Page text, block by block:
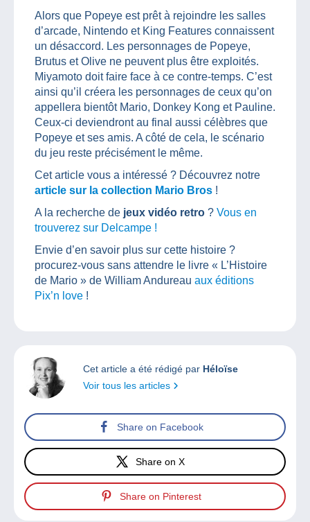
Alors que Popeye est prêt à rejoindre les salles
d’arcade, Nintendo et King Features connaissent
un désaccord. Les personnages de Popeye,
Brutus et Olive ne peuvent plus être exploités.
Miyamoto doit faire face à ce contre-temps. C’est
ainsi qu’il créera les personnages de ceux qu’on
appellera bientôt Mario, Donkey Kong et Pauline.
Ceux-ci deviendront au final aussi célèbres que
Popeye et ses amis. A côté de cela, le scénario
du jeu reste précisément le même.
Cet article vous a intéressé ? Découvrez notre
article sur la collection Mario Bros !
A la recherche de jeux vidéo retro ? Vous en
trouverez sur Delcampe !
Envie d’en savoir plus sur cette histoire ?
procurez-vous sans attendre le livre « L’Histoire
de Mario » de William Andureau aux éditions
Pix’n love !
Cet article a été rédigé par Héloïse
Voir tous les articles
Share on Facebook
Share on X
Share on Pinterest